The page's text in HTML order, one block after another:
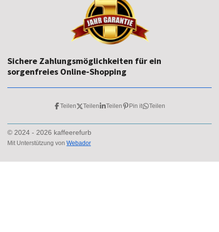
Sichere Zahlungsmöglichkeiten für ein
sorgenfreies Online-Shopping
Teilen Teilen Teilen Pin it Teilen
© 2024 - 2026 kaffeerefurb
Mit Unterstützung von Webador